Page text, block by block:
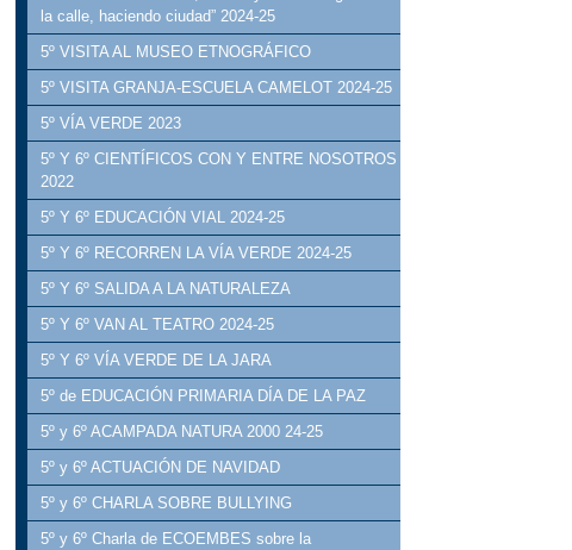
la calle, haciendo ciudad” 2024-25
5º VISITA AL MUSEO ETNOGRÁFICO
5º VISITA GRANJA-ESCUELA CAMELOT 2024-25
5º VÍA VERDE 2023
5º Y 6º CIENTÍFICOS CON Y ENTRE NOSOTROS
2022
5º Y 6º EDUCACIÓN VIAL 2024-25
5º Y 6º RECORREN LA VÍA VERDE 2024-25
5º Y 6º SALIDA A LA NATURALEZA
5º Y 6º VAN AL TEATRO 2024-25
5º Y 6º VÍA VERDE DE LA JARA
5º de EDUCACIÓN PRIMARIA DÍA DE LA PAZ
5º y 6º ACAMPADA NATURA 2000 24-25
5º y 6º ACTUACIÓN DE NAVIDAD
5º y 6º CHARLA SOBRE BULLYING
5º y 6º Charla de ECOEMBES sobre la